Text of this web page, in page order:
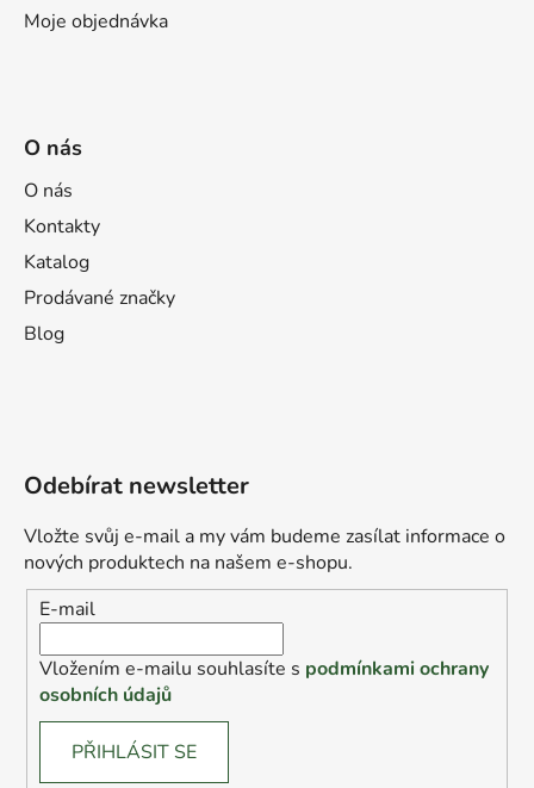
Moje objednávka
O nás
O nás
Kontakty
Katalog
Prodávané značky
Blog
Odebírat newsletter
Vložte svůj e-mail a my vám budeme zasílat informace o
nových produktech na našem e-shopu.
E-mail
Vložením e-mailu souhlasíte s podmínkami ochrany
osobních údajů
PŘIHLÁSIT SE